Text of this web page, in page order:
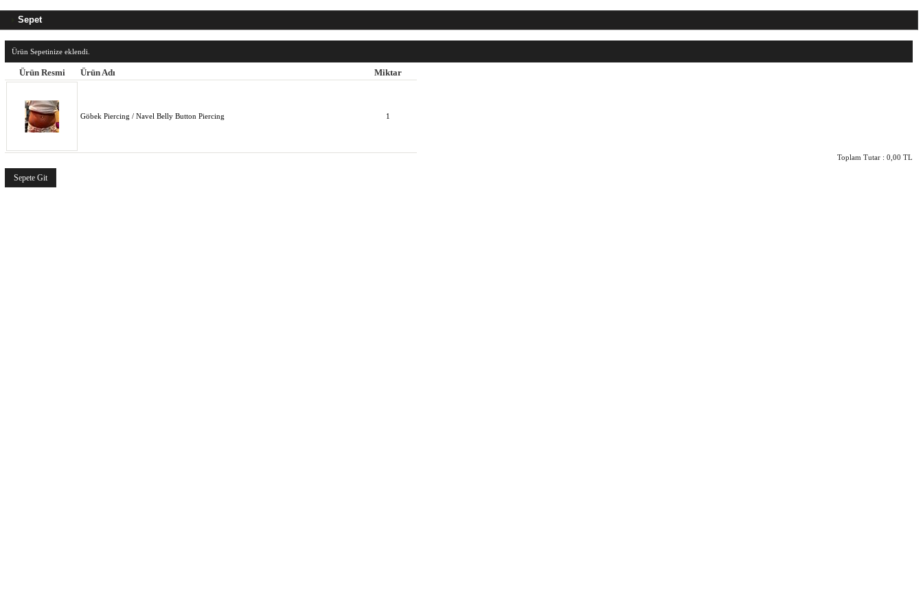
Sepet
Ürün Sepetinize eklendi.
Ürün Resmi Ürün Adı Miktar
Göbek Piercing / Navel Belly Button Piercing 1
Toplam Tutar : 0,00 TL
Sepete Git